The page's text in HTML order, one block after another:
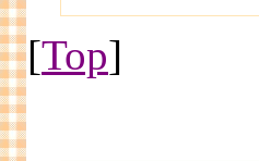
[Top]